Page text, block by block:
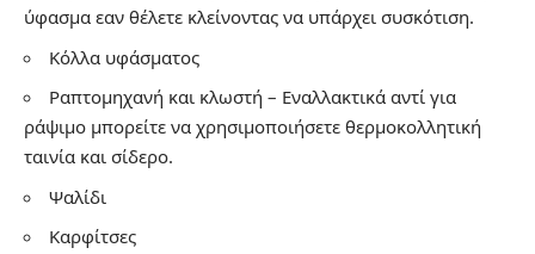
ύφασμα εαν θέλετε κλείνοντας να υπάρχει συσκότιση.
Κόλλα υφάσματος
Ραπτομηχανή και κλωστή – Εναλλακτικά αντί για
ράψιμο μπορείτε να χρησιμοποιήσετε θερμοκολλητική
ταινία και σίδερο.
Ψαλίδι
Καρφίτσες